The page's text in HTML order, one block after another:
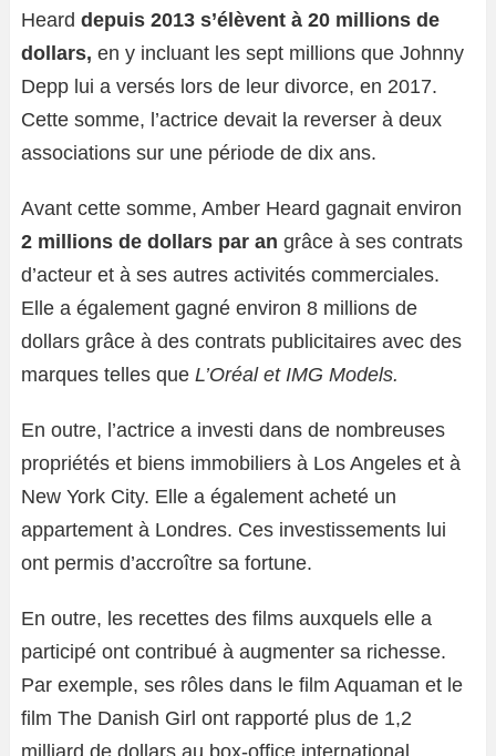
Heard depuis 2013 s’élèvent à 20 millions de
dollars, en y incluant les sept millions que Johnny
Depp lui a versés lors de leur divorce, en 2017.
Cette somme, l’actrice devait la reverser à deux
associations sur une période de dix ans.
Avant cette somme, Amber Heard gagnait environ
2 millions de dollars par an grâce à ses contrats
d’acteur et à ses autres activités commerciales.
Elle a également gagné environ 8 millions de
dollars grâce à des contrats publicitaires avec des
marques telles que L’Oréal et IMG Models.
En outre, l’actrice a investi dans de nombreuses
propriétés et biens immobiliers à Los Angeles et à
New York City. Elle a également acheté un
appartement à Londres. Ces investissements lui
ont permis d’accroître sa fortune.
En outre, les recettes des films auxquels elle a
participé ont contribué à augmenter sa richesse.
Par exemple, ses rôles dans le film Aquaman et le
film The Danish Girl ont rapporté plus de 1,2